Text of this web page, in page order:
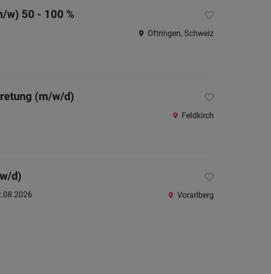
w) 50 - 100 %
Oftringen, Schweiz
(m/w/d)
Feldkirch
d)
Vorarlberg